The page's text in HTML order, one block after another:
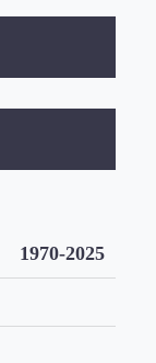
1970-2025